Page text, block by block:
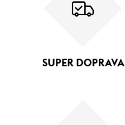
SUPER DOPRAVA